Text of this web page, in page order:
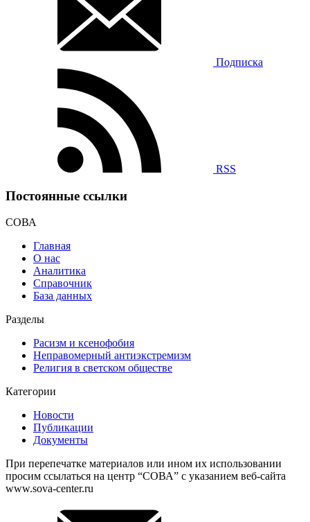
Подписка
RSS
Постоянные ссылки
СОВА
Главная
О нас
Аналитика
Справочник
База данных
Разделы
Расизм и ксенофобия
Неправомерный антиэкстремизм
Религия в светском обществе
Категории
Новости
Публикации
Документы
При перепечатке материалов или ином их использовании
просим ссылаться на центр “СОВА” с указанием веб-сайта
www.sova-center.ru